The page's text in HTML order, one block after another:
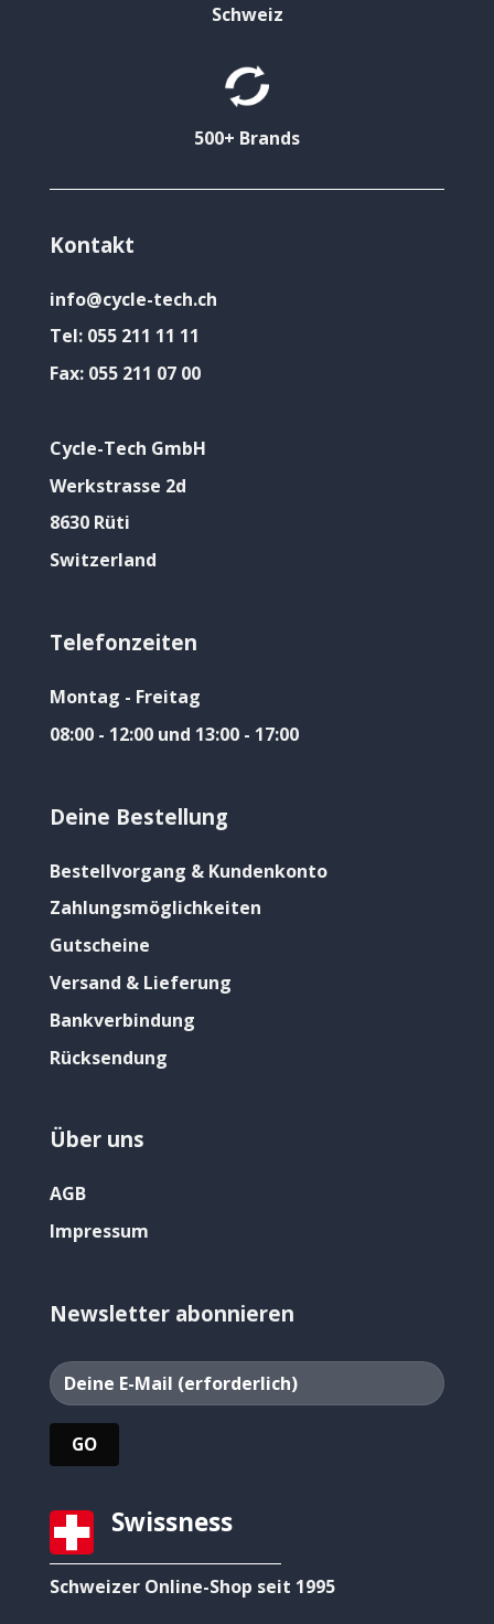
Schweiz
500+ Brands
Kontakt
info@cycle-tech.ch
Tel: 055 211 11 11
Fax: 055 211 07 00
Cycle-Tech GmbH
Werkstrasse 2d
8630 Rüti
Switzerland
Telefonzeiten
Montag - Freitag
08:00 - 12:00 und 13:00 - 17:00
Deine Bestellung
Bestellvorgang & Kundenkonto
Zahlungsmöglichkeiten
Gutscheine
Versand & Lieferung
Bankverbindung
Rücksendung
Über uns
AGB
Impressum
Newsletter abonnieren
Swissness
Schweizer Online-Shop seit 1995